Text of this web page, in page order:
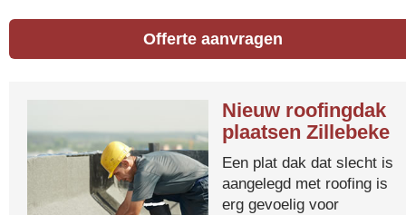
Offerte aanvragen
Nieuw roofingdak
plaatsen Zillebeke
Een plat dak dat slecht is
aangelegd met roofing is
erg gevoelig voor